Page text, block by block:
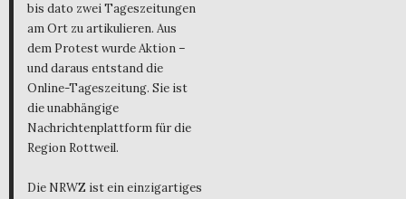
bis dato zwei Tageszeitungen
am Ort zu artikulieren. Aus
dem Protest wurde Aktion –
und daraus entstand die
Online-Tageszeitung. Sie ist
die unabhängige
Nachrichtenplattform für die
Region Rottweil.
Die NRWZ ist ein einzigartiges